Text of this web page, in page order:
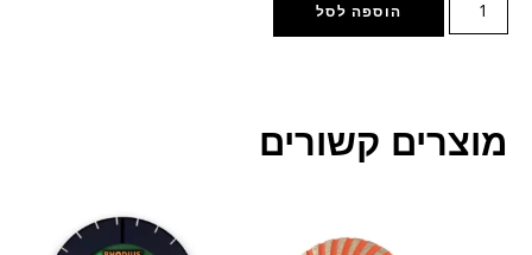
הוספה לסל
מוצרים קשורים